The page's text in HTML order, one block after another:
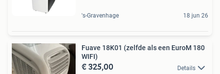
's-Gravenhage 18 jun 26
Fuave 18K01 (zelfde als een EuroM 180
WIFI)
€ 325,00 Details